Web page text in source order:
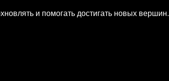
и помогать достигать новых вершин.